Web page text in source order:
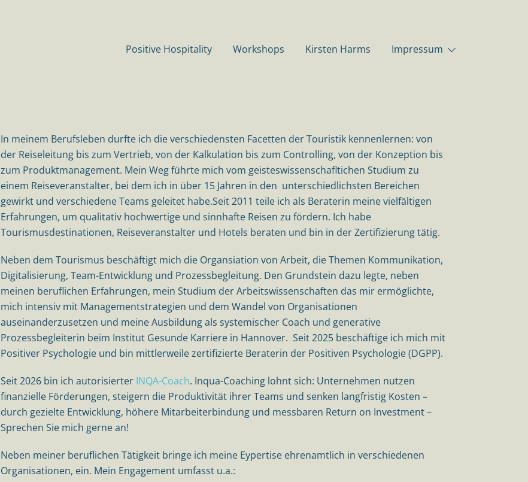
Positive Hospitality Workshops Kirsten Harms Impressum
In meinem Berufsleben durfte ich die verschiedensten Facetten der Touristik kennenlernen: von
der Reiseleitung bis zum Vertrieb, von der Kalkulation bis zum Controlling, von der Konzeption bis
zum Produktmanagement. Mein Weg führte mich vom geisteswissenschafltichen Studium zu
einem Reiseveranstalter, bei dem ich in über 15 Jahren in den unterschiedlichsten Bereichen
gewirkt und verschiedene Teams geleitet habe.Seit 2011 teile ich als Beraterin meine vielfältigen
Erfahrungen, um qualitativ hochwertige und sinnhafte Reisen zu fördern. Ich habe
Tourismusdestinationen, Reiseveranstalter und Hotels beraten und bin in der Zertifizierung tätig.
Neben dem Tourismus beschäftigt mich die Organsiation von Arbeit, die Themen Kommunikation,
Digitalisierung, Team-Entwicklung und Prozessbegleitung. Den Grundstein dazu legte, neben
meinen beruflichen Erfahrungen, mein Studium der Arbeitswissenschaften das mir ermöglichte,
mich intensiv mit Managementstrategien und dem Wandel von Organisationen
auseinanderzusetzen und meine Ausbildung als systemischer Coach und generative
Prozessbegleiterin beim Institut Gesunde Karriere in Hannover. Seit 2025 beschäftige ich mich mit
Positiver Psychologie und bin mittlerweile zertifizierte Beraterin der Positiven Psychologie (DGPP).
Seit 2026 bin ich autorisierter INQA-Coach. Inqua-Coaching lohnt sich: Unternehmen nutzen
finanzielle Förderungen, steigern die Produktivität ihrer Teams und senken langfristig Kosten –
durch gezielte Entwicklung, höhere Mitarbeiterbindung und messbaren Return on Investment –
Sprechen Sie mich gerne an!
Neben meiner beruflichen Tätigkeit bringe ich meine Eypertise ehrenamtlich in verschiedenen
Organisationen, ein. Mein Engagement umfasst u.a.: